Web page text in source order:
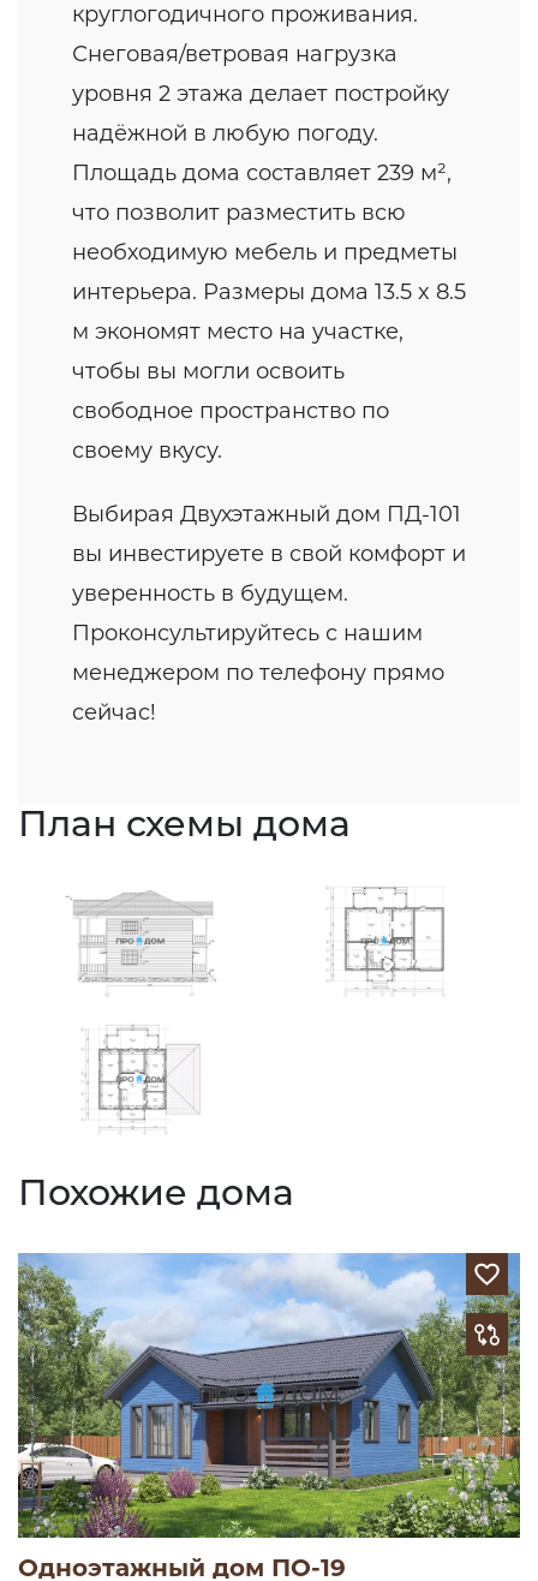
круглогодичного проживания.
Снеговая/ветровая нагрузка
уровня 2 этажа делает постройку
надёжной в любую погоду.
Площадь дома составляет 239 м²,
что позволит разместить всю
необходимую мебель и предметы
интерьера. Размеры дома 13.5 x 8.5
м экономят место на участке,
чтобы вы могли освоить
свободное пространство по
своему вкусу.
Выбирая Двухэтажный дом ПД-101
вы инвестируете в свой комфорт и
уверенность в будущем.
Проконсультируйтесь с нашим
менеджером по телефону прямо
сейчас!
План схемы дома
Похожие дома
Одноэтажный дом ПО-19